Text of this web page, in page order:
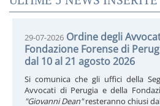
29-07-2026 Ordine degli
Fondazione Forense di
dal 10 al 21 agosto 2026
Si comunica che gli uffici della
Avvocati di Perugia e della
"Giovanni Dean"resteranno chiusi